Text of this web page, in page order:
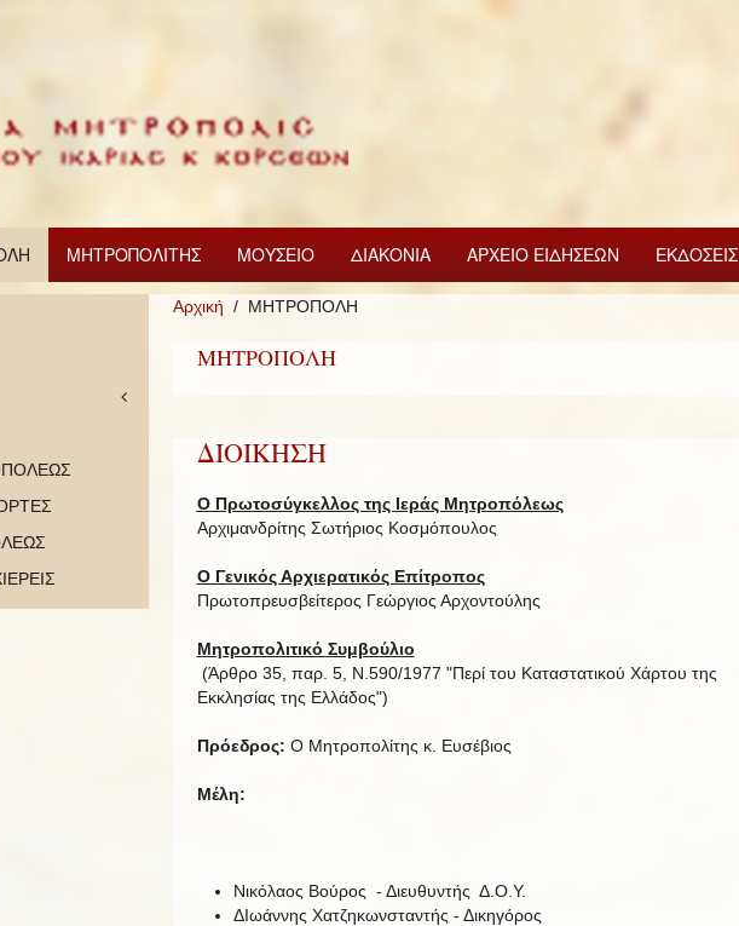
ΜΗΤΡΟΠΟΛΙΤΗΣ ΜΟΥΣΕΙΟ ΔΙΑΚΟΝΙΑ ΑΡΧΕΙΟ ΕΙΔΗΣΕΩΝ ΕΚΔΟΣΕΙΣ
Αρχική ΜΗΤΡΟΠΟΛΗ
ΜΗΤΡΟΠΟΛΗ
ΔΙΟΙΚΗΣΗ
Ο Πρωτοσύγκελλος της Ιεράς Μητροπόλεως
Αρχιμανδρίτης Σωτήριος Κοσμόπουλος
Ο Γενικός Αρχιερατικός Επίτροπος
Πρωτοπρευσβείτερος Γεώργιος Αρχοντούλης
Μητροπολιτικό Συμβούλιο
(Άρθρο 35, παρ. 5, Ν.590/1977 "Περί του Καταστατικού Χάρτου της
Εκκλησίας της Ελλάδος")
Πρόεδρος: Ο Μητροπολίτης κ. Ευσέβιος
Μέλη:
Νικόλαος Βούρος - Διευθυντής Δ.Ο.Υ.
ΔΙωάννης Χατζηκωνσταντής - Δικηγόρος